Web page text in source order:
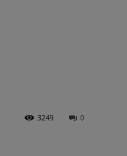
0
3249